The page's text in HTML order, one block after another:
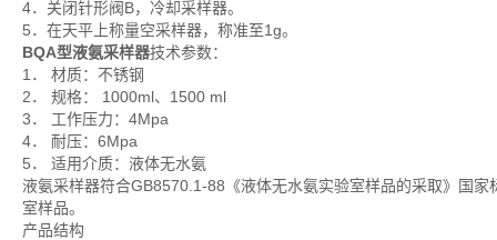
4．关闭针形阀B，冷却采样器。
5．在天平上称量空采样器，称准至1g。
BQA型液氨采样器技术参数：
1． 材质：不锈钢
2． 规格： 1000ml、1500 ml
3． 工作压力：4Mpa
4． 耐压：6Mpa
5． 适用介质：液体无水氨
液氨采样器符合GB8570.1-88《液体无水氨实验室样品的采取》国
室样品。
产品结构